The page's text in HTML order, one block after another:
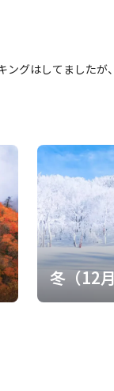
グはしてましたが
冬（12